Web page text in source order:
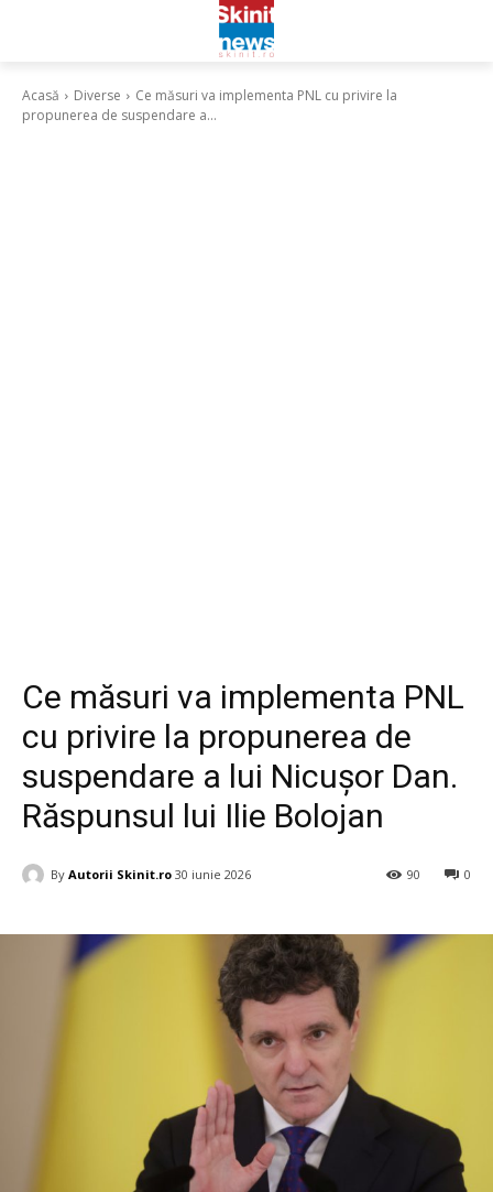
Acasă Diverse
Ce măsuri va implementa PNL cu privire la
propunerea de suspendare a...
Ce măsuri va implementa PNL
cu privire la propunerea de
suspendare a lui Nicușor Dan.
Răspunsul lui Ilie Bolojan
By Autorii Skinit.ro 30 iunie 2026 0
90